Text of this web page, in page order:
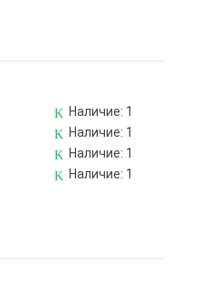
Наличие: 1
Наличие: 1
Наличие: 1
Наличие: 1